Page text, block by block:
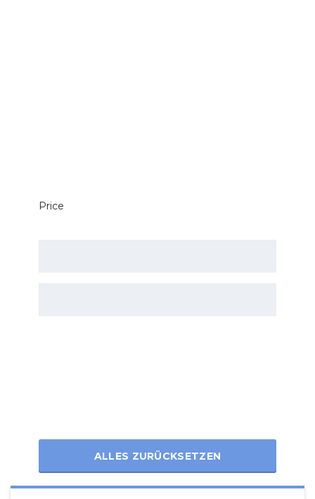
Price
ALLES ZURÜCKSETZEN